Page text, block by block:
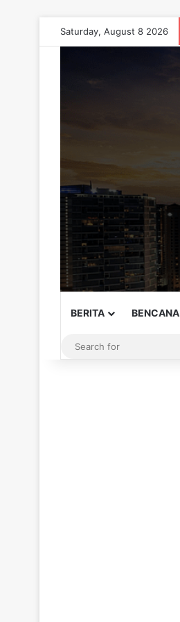
Saturday, August 8 2026
BERITA BENCANA